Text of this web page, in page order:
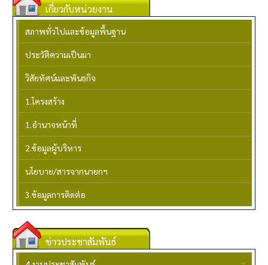
เกี่ยวกับหน่วยงาน
สภาพทั่วไปและข้อมูลพื้นฐาน
ประวัติความเป็นมา
วิสัยทัศน์และพันธกิจ
1.โครงสร้าง
1.อำนาจหน้าที่
2.ข้อมูลผู้บริหาร
นโยบาย/สารจากนายกฯ
3.ข้อมูลการติดต่อ
ข่าวประชาสัมพันธ์